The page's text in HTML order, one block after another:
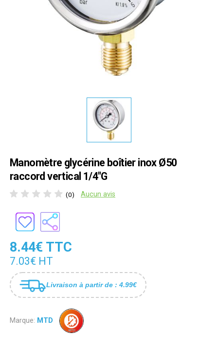
Manomètre glycérine boîtier inox Ø50
raccord vertical 1/4"G
(0) Aucun avis
8.44€ TTC
7.03€ HT
Livraison à partir de : 4.99€
Marque: MTD